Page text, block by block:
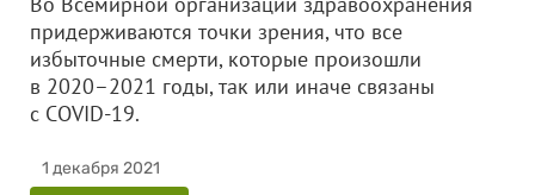
придерживаются точки зрения, что все
избыточные смерти, которые произошли
в 2020–2021 годы, так или иначе связаны
с COVID-19.
1 декабря 2021